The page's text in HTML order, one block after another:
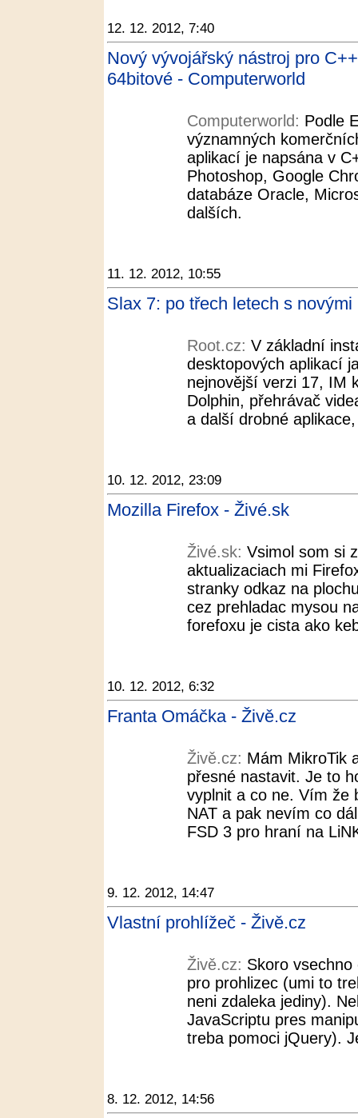
12. 12. 2012, 7:40
Nový vývojářský nástroj pro
64bitové - Computerworld
Computerworld: Podle
významných
aplikací je napsána v
Photoshop, Google
databáze Oracle,
dalších.
11. 12. 2012, 10:55
Slax 7: po třech letech s
Root.cz: V základní
desktopových aplikací
nejnovější verzi 17, IM
Dolphin, přehrávač
a další drobné
10. 12. 2012, 23:09
Mozilla Firefox - Živé.sk
Živé.sk: Vsimol som si
aktualizaciach mi
stranky odkaz na
cez prehladac mysou
forefoxu je cista ako
10. 12. 2012, 6:32
Franta Omáčka - Živě.cz
Živě.cz: Mám MikroTik
přesné nastavit. Je to
vyplnit a co ne. Vím že
NAT a pak nevím co
FSD 3 pro hraní na
9. 12. 2012, 14:47
Vlastní prohlížeč - Živě.cz
Živě.cz: Skoro
pro prohlizec (umi to
neni zdaleka jediny).
JavaScriptu pres
treba pomoci jQuery).
8. 12. 2012, 14:56